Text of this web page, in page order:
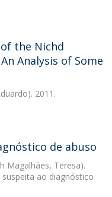
the Nichd
Analysis of Some
2011.
de abuso
Magalhães, Teresa).
suspeita ao diagnóstico